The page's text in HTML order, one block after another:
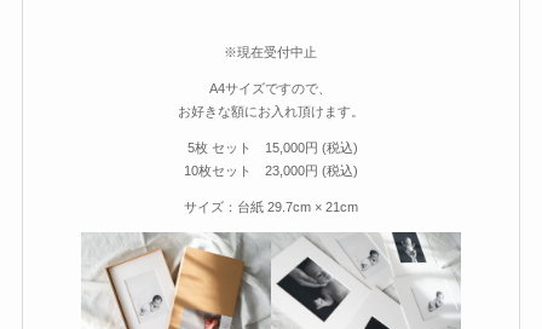
※現在受付中止
A4サイズですので、
お好きな額にお入れ頂けます。
5枚 セット 15,000円 (税込)
10枚セット 23,000円 (税込)
サイズ：台紙 29.7cm × 21cm